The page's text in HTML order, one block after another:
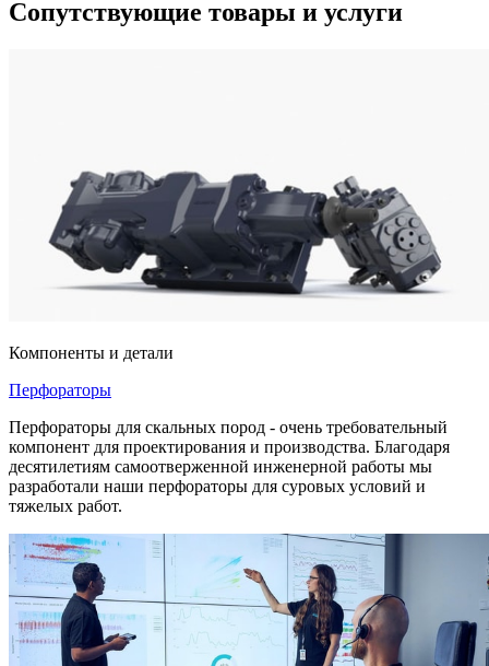
Сопутствующие товары и услуги
Компоненты и детали
Перфораторы
Перфораторы для скальных пород - очень требовательный
компонент для проектирования и производства. Благодаря
десятилетиям самоотверженной инженерной работы мы
разработали наши перфораторы для суровых условий и
тяжелых работ.